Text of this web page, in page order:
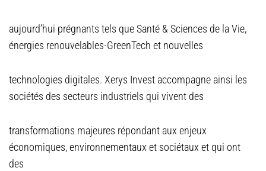
aujourd’hui prégnants tels que Santé & Sciences de la Vie,
énergies renouvelables-GreenTech et nouvelles
technologies digitales. Xerys Invest accompagne ainsi les
sociétés des secteurs industriels qui vivent des
transformations majeures répondant aux enjeux
économiques, environnementaux et sociétaux et qui ont
des